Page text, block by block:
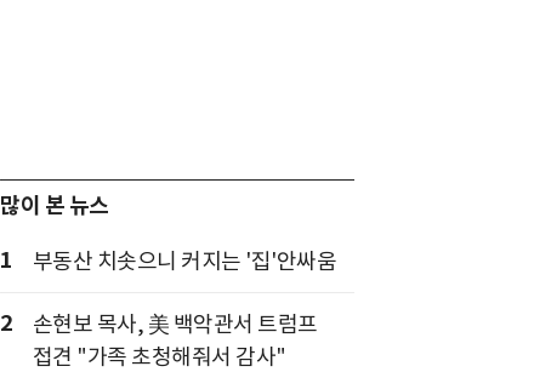
많이 본 뉴스
1
부동산 치솟으니 커지는 '집'안싸움
2
손현보 목사, 美 백악관서 트럼프
접견 "가족 초청해줘서 감사"